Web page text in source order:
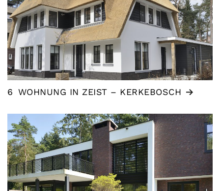
6 WOHNUNG IN ZEIST – KERKEBOSCH